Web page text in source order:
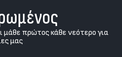
μάθε πρώτος κάθε νεότερο για
μας